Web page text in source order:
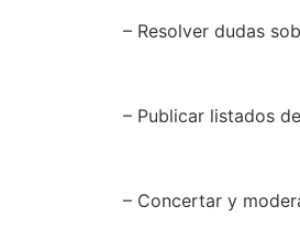
– Resolver dudas
– Publicar listados
– Concertar y